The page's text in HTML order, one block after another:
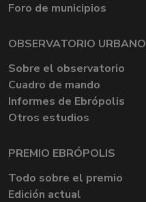
Foro de municipios
OBSERVATORIO URBANO
Sobre el observatorio
Cuadro de mando
Informes de Ebrópolis
Otros estudios
PREMIO EBRÓPOLIS
Todo sobre el premio
Edición actual